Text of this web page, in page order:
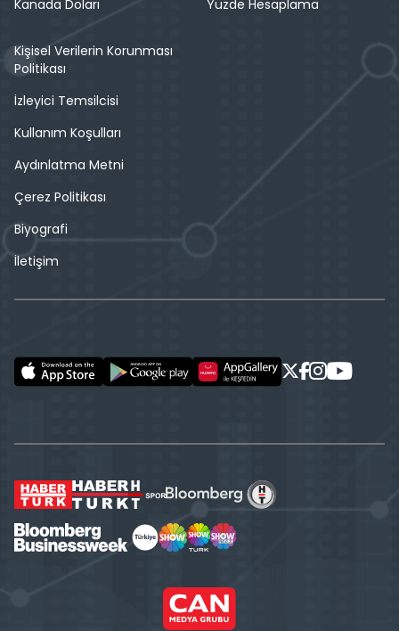
Kanada Doları
Yüzde Hesaplama
Kişisel Verilerin Korunması
Politikası
İzleyici Temsilcisi
Kullanım Koşulları
Aydınlatma Metni
Çerez Politikası
Biyografi
İletişim